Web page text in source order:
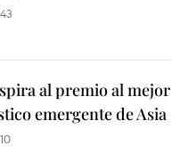
al premio al mejor
emergente de Asia